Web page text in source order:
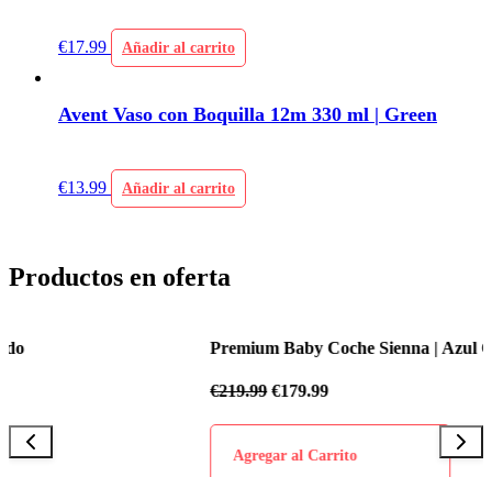
€17.99 Añadir al carrito
Avent Vaso con Boquilla 12m 330 ml | Green
€13.99 Añadir al carrito
Productos en oferta
Premium Baby Coche Sienna | Azul Celeste
Agregar al Carrito